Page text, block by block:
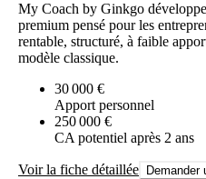
My Coach by Ginkgo
premium pensé pour les
rentable, structuré, à faible
modèle classique.
30 000 €
Apport personnel
250 000 €
CA potentiel après 2 ans
Voir la fiche détaillée Demander